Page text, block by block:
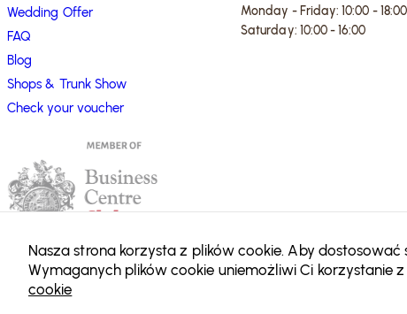
Wedding Offer
FAQ
Blog
Shops & Trunk Show
Check your voucher
Monday - Friday: 10:00 - 18:00
Saturday: 10:00 - 16:00
Tailors Club Ltd. 2024 All rights reserved
Nasza strona korzysta z plików cookie. Aby
Wymaganych plików cookie uniemożliwi Ci korzystanie
cookie